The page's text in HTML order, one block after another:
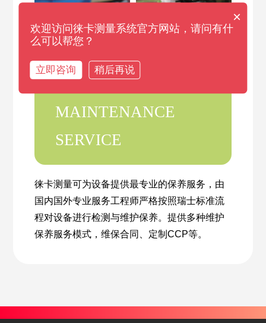
PROFESSIONAL
MAINTENANCE
SERVICE
徕卡测量可为设备提供最专业的保养服务，由
国内国外专业服务工程师严格按照瑞士标准流
程对设备进行检测与维护保养。提供多种维护
保养服务模式，维保合同、定制CCP等。
×
欢迎访问徕卡测量系统官方网站，请问有什
么可以帮您？
立即咨询 稍后再说